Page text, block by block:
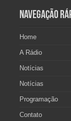
Navegação
Home
A Rádio
Notícias
Notícias
Programação
Contato